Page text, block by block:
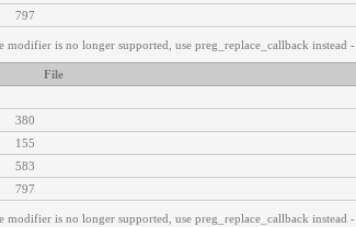
797
modifier is no longer supported, use preg_replace_callback
File
380
155
583
797
modifier is no longer supported, use preg_replace_callback